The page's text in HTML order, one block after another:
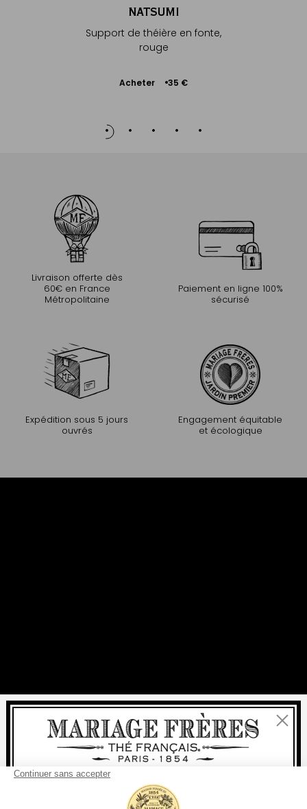
NATSUMI
Support de théière en fonte,
rouge
Acheter 35 €
Ajouter
Livraison offerte dès
60€ en France
Métropolitaine
Paiement en ligne 100%
sécurisé
Expédition sous 5 jours
ouvrés
Engagement équitable
et écologique
Fermer
Bienvenue
Pour tout achat, lalivraisonrapide est